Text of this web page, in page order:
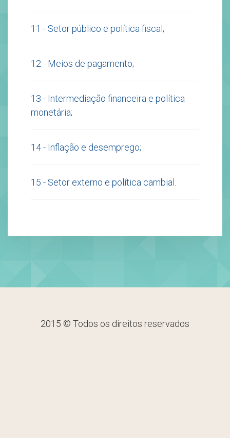
11 - Setor público e política fiscal;
12 - Meios de pagamento;
13 - Intermediação financeira e política
monetária;
14 - Inflação e desemprego;
15 - Setor externo e política cambial.
2015 © Todos os direitos reservados